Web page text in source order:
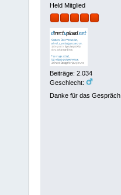
Held Mitglied
Beiträge: 2.034
Geschlecht:
Danke für das Gespräch.